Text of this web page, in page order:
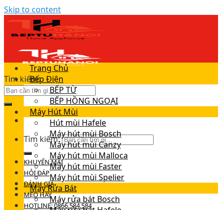
Skip to content
Tìm kiếm:
Tìm kiếm:
KHUYẾN MÃI
HỎI ĐÁP
ĐÁNH GIÁ
MẸO HAY
HOTLINE: 0866.584.584
Trang Chủ
Bếp Điện
BẾP TỪ
BẾP HỒNG NGOẠI
Máy Hút Mùi
Hút mùi Hafele
Máy hút mùi Bosch
Máy hút mùi Canzy
Máy hút mùi Malloca
Máy hút mùi Faster
Máy hút mùi Spelier
Máy Rửa Bát
Máy rửa bát Bosch